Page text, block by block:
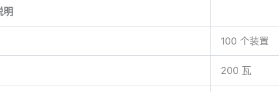
明
100 个装置
200 瓦